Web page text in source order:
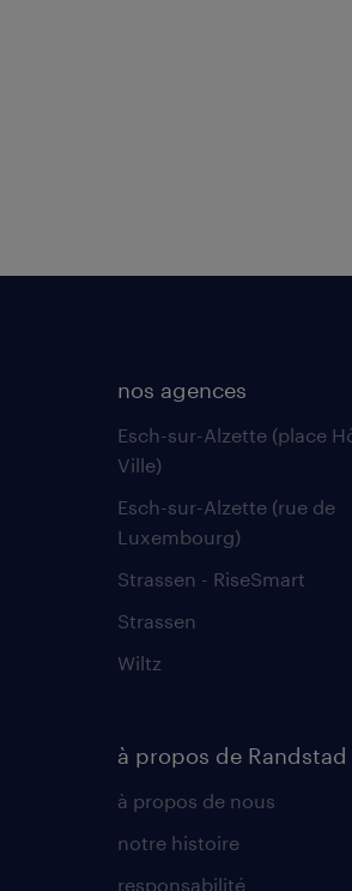
nos agences
Esch-sur-Alzette (place
Ville)
Esch-sur-Alzette (rue de
Luxembourg)
Strassen - RiseSmart
Strassen
Wiltz
à propos de Randstad
à propos de nous
notre histoire
responsabilité